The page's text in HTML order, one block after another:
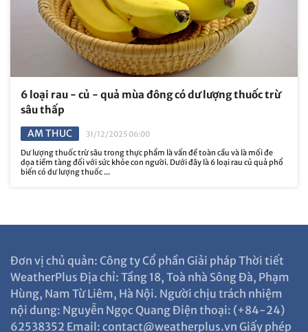
6 loại rau - củ - quả mùa đông có dư lượng thuốc trừ
sâu thấp
AM THUC
31/12/2025 06:00
Dư lượng thuốc trừ sâu trong thực phẩm là vấn đề toàn cầu và là mối đe
dọa tiềm tàng đối với sức khỏe con người. Dưới đây là 6 loại rau củ quả phổ
biến có dư lượng thuốc ...
Đơn vị chủ quản: Công ty Cổ phần Giải pháp Thời tiết
WeatherPlus Địa chỉ: Tầng 18, Toà nhà Sông Đà, Phạm
Hùng, Nam Từ Liêm, Hà Nội. Người chịu trách nhiệm
nội dung: Nguyễn Ngọc Quang Điện thoại: (+84-24)
62538352 Email: contact@weatherplus.vn Giấy phép